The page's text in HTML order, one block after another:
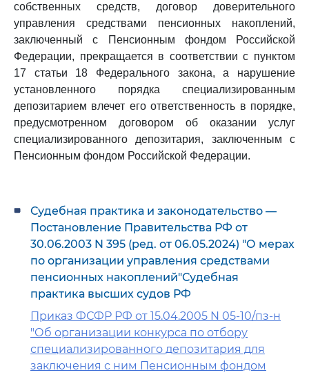
собственных средств, договор доверительного
управления средствами пенсионных накоплений,
заключенный с Пенсионным фондом Российской
Федерации, прекращается в соответствии с пунктом
17 статьи 18 Федерального закона, а нарушение
установленного порядка специализированным
депозитарием влечет его ответственность в порядке,
предусмотренном договором об оказании услуг
специализированного депозитария, заключенным с
Пенсионным фондом Российской Федерации.
Судебная практика и законодательство —
Постановление Правительства РФ от
30.06.2003 N 395 (ред. от 06.05.2024) "О мерах
по организации управления средствами
пенсионных накоплений"Судебная
практика высших судов РФ
Приказ ФСФР РФ от 15.04.2005 N 05-10/пз-н
"Об организации конкурса по отбору
специализированного депозитария для
заключения с ним Пенсионным фондом